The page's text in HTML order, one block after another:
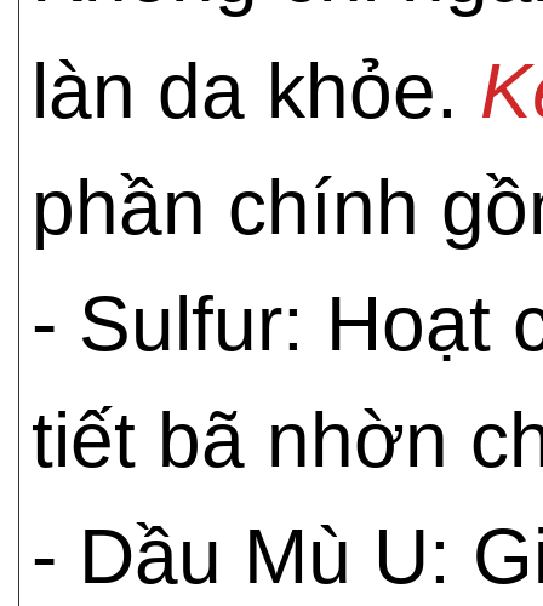
làn da khỏe.
phần chính
- Sulfur: Hoạt
tiết bã nhờn
- Dầu Mù U: